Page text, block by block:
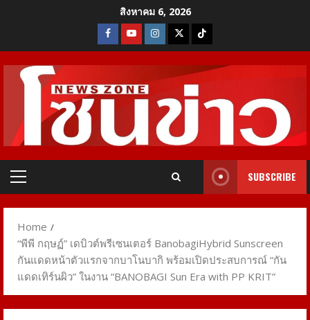
สิงหาคม 6, 2026
Facebook
YoutubeInstagram
X Tiktok
Primary
SUBSCRIBE
Home
“พีพี กฤษฏ์” เดบิวต์พรีเซนเตอร์ BanobagiHybrid Sunscreen
กันแดดหน้าตัวแรกจากบาโนบากิ พร้อมเปิดประสบการณ์ “กัน
แดดเทิร์นผิว” ในงาน “BANOBAGI Sun Era with PP KRIT”